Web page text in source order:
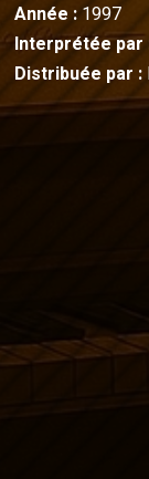
Année :1997
Interprétée par
Distribuée par :